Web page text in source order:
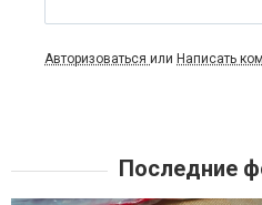
Авторизоваться или Написать
Последние